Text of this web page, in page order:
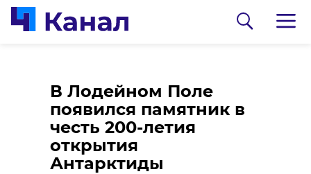
В Лодейном Поле
появился памятник в
честь 200-летия
открытия
Антарктиды